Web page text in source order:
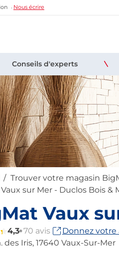
Nous écrire
Conseils d'experts
Trouver votre magasin
sur Mer - Duclos Bois &
Vaux
4,3 70 avis
Donnez votre
des Iris, 17640 Vaux-Sur-Mer